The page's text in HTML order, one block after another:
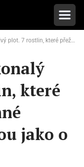
i nehostinné podmínky a rostou jako o závod
které
jako o